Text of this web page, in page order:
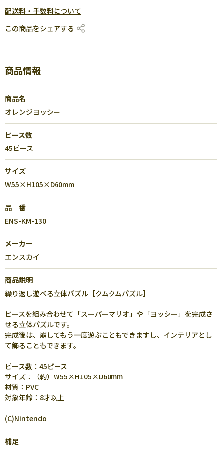
配送料・手数料について
この商品をシェアする
商品情報
商品名
オレンジヨッシー
ピース数
45ピース
サイズ
W55×H105×D60mm
品 番
ENS-KM-130
メーカー
エンスカイ
商品説明
繰り返し遊べる立体パズル【クムクムパズル】
ピースを組み合わせて「スーパーマリオ」や「ヨッシー」を完成さ
せる立体パズルです。
完成後は、崩してもう一度遊ぶこともできますし、インテリアとし
て飾ることもできます。
ピース数：45ピース
サイズ：（約）W55×H105×D60mm
材質：PVC
対象年齢：8才以上
(C)Nintendo
補足